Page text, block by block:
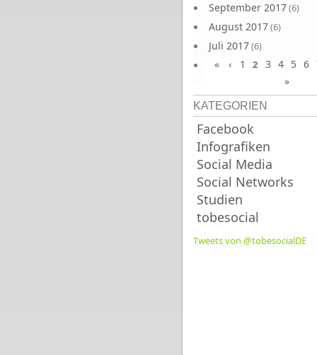
September 2017(6)
August 2017(6)
Juli 2017(6)
Juni 2017(6)
« ‹ 1 2 3 4 5 6
»
KATEGORIEN
Facebook
Infografiken
Social Media
Social Networks
Studien
tobesocial
Tweets von @tobesocialDE